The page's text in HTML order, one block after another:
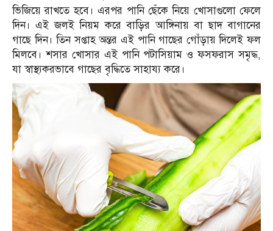
ভিজিয়ে রাখতে হবে। এরপর পানি ছেঁকে নিয়ে খোসাগুলো ফেলে
দিন। এই জলই নিয়ম করে বাড়ির আঙ্গিনায় বা ছাদ বাগানের
গাছে দিন। তিন সপ্তাহ অন্তর এই পানি গাছের গোঁড়ায় দিলেই ফল
মিলবে। শসার খোসার এই পানি পটাসিয়াম ও ফসফরাস সমৃদ্ধ,
যা স্বাস্থ্যকরভাবে গাছের বৃদ্ধিতে সাহায্য করে।